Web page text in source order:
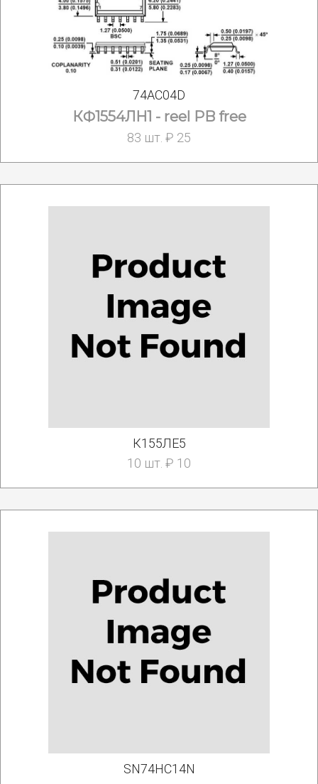
74AC04D
КФ1554ЛН1 - reel PB free
83 шт. ₽ 25
К155ЛЕ5
10 шт. ₽ 10
SN74HC14N